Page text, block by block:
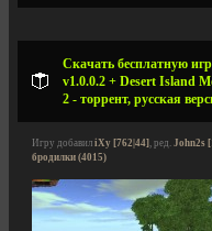
Скачать бесплатную
v1.0.0.2 + Desert Island
2 - торрент, русская
Игру добавил iXy [762|44], ред. John2s
бродилки (4015)